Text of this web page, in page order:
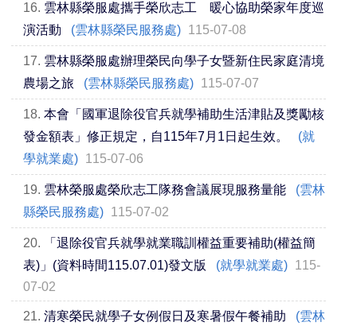
16. 雲林縣榮服處攜手榮欣志工 暖心協助榮家年度巡
演活動
(雲林縣榮民服務處) 115-07-08
17. 雲林縣榮服處辦理榮民向學子女暨新住民家庭清境
農場之旅
(雲林縣榮民服務處) 115-07-07
18. 本會「國軍退除役官兵就學補助生活津貼及獎勵核
發金額表」修正規定，自115年7月1日起生效。
(就
學就業處) 115-07-06
19. 雲林榮服處榮欣志工隊務會議展現服務量能
(雲林
縣榮民服務處) 115-07-02
20.
「退除役官兵就學就業職訓權益重要補助(權益簡
表)」(資料時間115.07.01)發文版
(就學就業處) 115-
07-02
21. 清寒榮民就學子女例假日及寒暑假午餐補助
(雲林